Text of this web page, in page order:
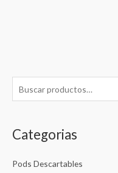
u
c
r
Categorias
Pods Descartables
u
c
r